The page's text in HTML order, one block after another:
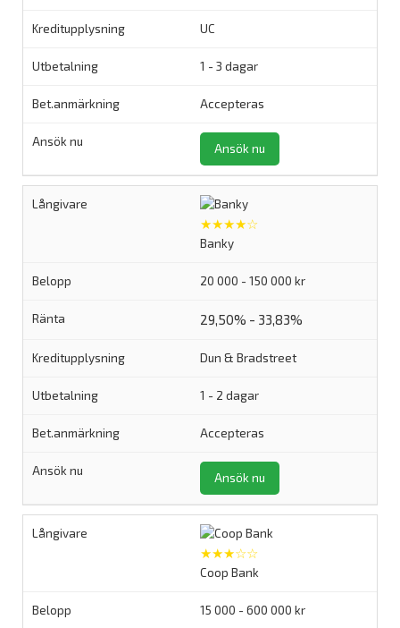
UC
1 - 3 dagar
Accepteras
Ansök nu
★★★★☆
Banky
20 000 - 150 000 kr
29,50% - 33,83%
Dun & Bradstreet
1 - 2 dagar
Accepteras
Ansök nu
★★★☆☆
Coop Bank
15 000 - 600 000 kr